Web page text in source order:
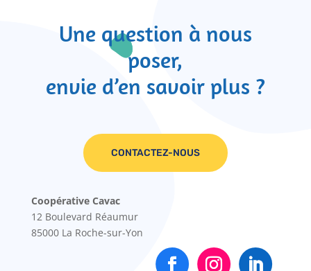
Une question à nous
poser,
envie d’en savoir plus ?
CONTACTEZ-NOUS
Coopérative Cavac
12 Boulevard Réaumur
85000 La Roche-sur-Yon